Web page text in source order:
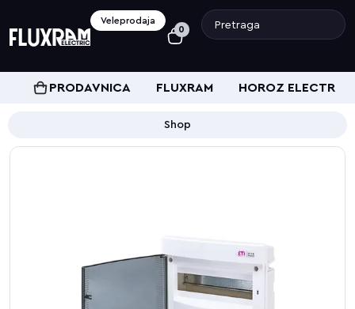
Veleprodaja
0
PRODAVNICA FLUXRAM HOROZ ELECTRIC
Shop